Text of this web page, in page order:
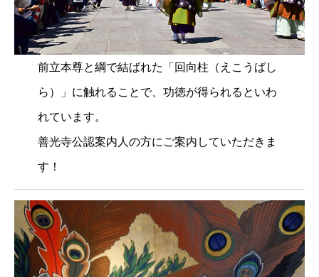
前立本尊と綱で結ばれた「回向柱（えこうばし
ら）」に触れることで、功徳が得られるといわ
れています。
善光寺公認案内人の方にご案内していただきま
す！